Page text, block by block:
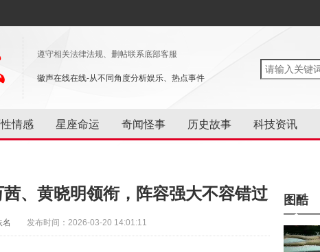
遵守相关法律法规、删帖联系底部客服
徽声在线在线-从不同角度分析娱乐、热点事件
情感 星座命运 奇闻怪事 历史故事 科技资讯
、黄晓明领衔，阵容强大不容错过
名 发布时间：2026-03-20 14:01:11
图酷